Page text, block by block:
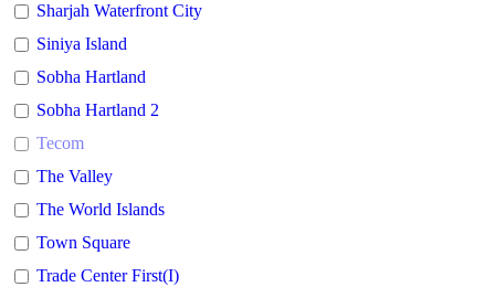
Sharjah Waterfront City
Siniya Island
Sobha Hartland
Sobha Hartland 2
Tecom
The Valley
The World Islands
Town Square
Trade Center First(I)